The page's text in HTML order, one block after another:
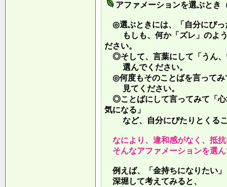
アファメーションを選ぶとき
◎選ぶときには、「自分にぴっ
もしも、何か「ズレ」のよう
ださい。
◎そして、言葉にして「うん、
選んでください。
◎何度もそのことばを言ってみ
見てください。
◎ことばにして言ってみて「心
気になる」
など、自分にぴたりとくるこ
なにより、違和感がなく、抵
そんなアファメーションを選
例えば、「金持ちになりたい
深堀して考えてみると、